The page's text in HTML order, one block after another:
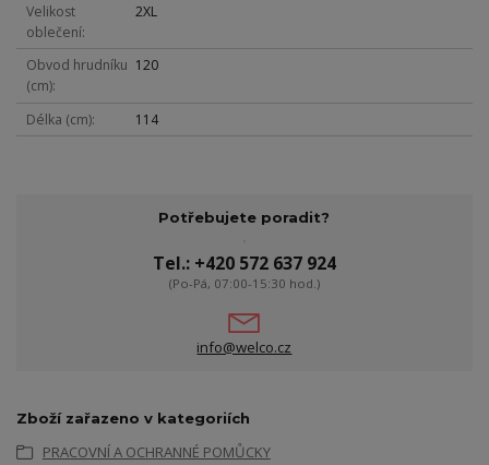
Velikost
oblečení
2XL
Obvod hrudníku
(cm)
120
Délka (cm) 114
Potřebujete poradit?
Tel.: +420 572 637 924
(Po-Pá, 07:00-15:30 hod.)
info@welco.cz
Zboží zařazeno v kategoriích
PRACOVNÍ A OCHRANNÉ POMŮCKY